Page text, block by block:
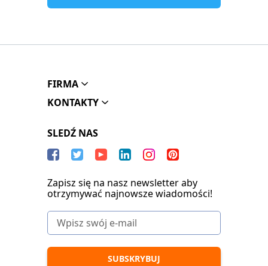
FIRMA
KONTAKTY
SLEDŹ NAS
Zapisz się na nasz newsletter aby
otrzymywać najnowsze wiadomości!